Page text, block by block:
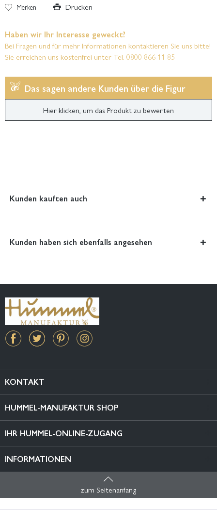
Merken Drucken
Haben wir Ihr Interesse geweckt?
Bei Fragen und für mehr Informationen kontaktieren Sie uns bitte!
Sie erreichen uns kostenfrei unter Tel. 0800 866 11 85
Das sagen andere Kunden über die Figur
Hier klicken, um das Produkt zu bewerten
Kunden kauften auch
Kunden haben sich ebenfalls angesehen
KONTAKT
HUMMEL-MANUFAKTUR SHOP
IHR HUMMEL-ONLINE-ZUGANG
INFORMATIONEN
zum Seitenanfang